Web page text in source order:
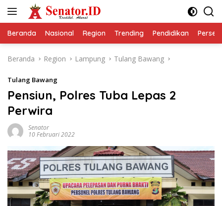
Beranda Nasional Region Trending Pendidikan
Beranda Region Lampung Tulang Bawang
Tulang Bawang
Pensiun, Polres Tuba Lepas 2
Perwira
Senator
10 Februari 2022